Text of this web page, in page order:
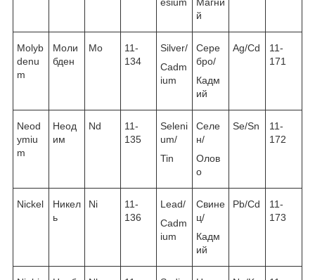
й
Molyb
denu
m
Моли
бден
Mo
11-
134
Silver/
Cadm
ium
Сере
бро/
Кадм
ий
Ag/Cd
11-
171
Neod
ymiu
m
Неод
им
Nd
11-
135
Seleni
um/
Tin
Селе
н/
Олов
о
Se/Sn
11-
172
Nickel
Никел
ь
Ni
11-
136
Lead/
Cadm
ium
Свине
ц/
Кадм
ий
Pb/Cd
11-
173